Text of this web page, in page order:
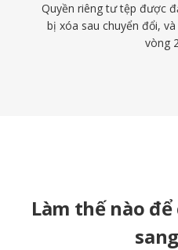
Quyền riêng tư tệp được
bị xóa sau chuyển đổi,
vòng
Làm thế nào